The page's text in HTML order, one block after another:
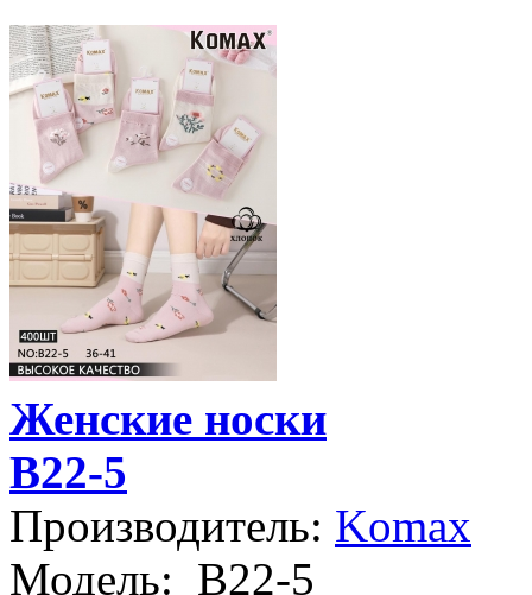
Женские носки
B22-5
Производитель: Komax
Модель: B22-5